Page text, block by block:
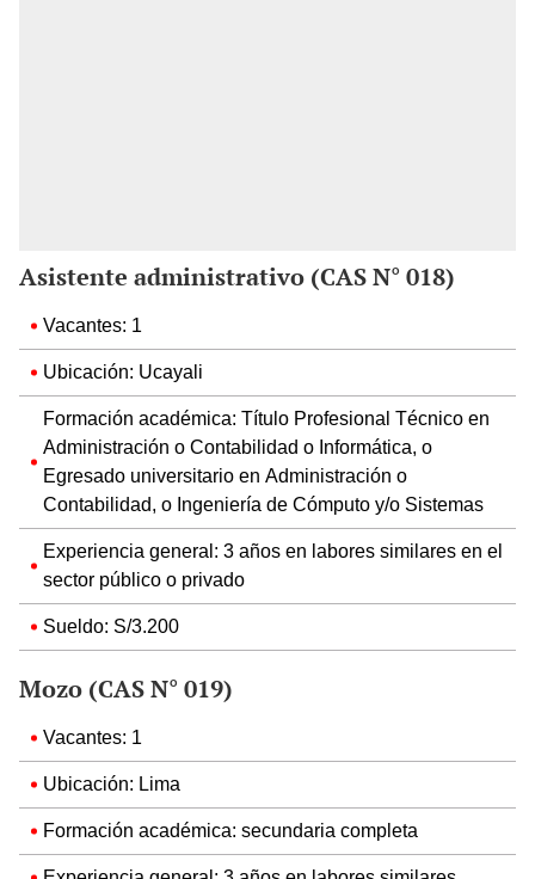
Asistente administrativo (CAS N° 018)
Vacantes: 1
Ubicación: Ucayali
Formación académica: Título Profesional Técnico en
Administración o Contabilidad o Informática, o
Egresado universitario en Administración o
Contabilidad, o Ingeniería de Cómputo y/o Sistemas
Experiencia general: 3 años en labores similares en el
sector público o privado
Sueldo: S/3.200
Mozo (CAS N° 019)
Vacantes: 1
Ubicación: Lima
Formación académica: secundaria completa